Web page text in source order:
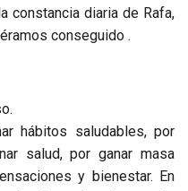
constancia diaria de Rafa,
conseguido .
hábitos saludables, por
salud, por ganar masa
y bienestar. En